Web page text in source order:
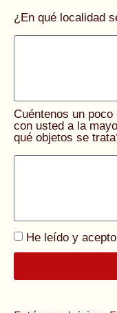
¿En qué localidad
Cuéntenos un
con usted a la
qué objetos se
He leído y